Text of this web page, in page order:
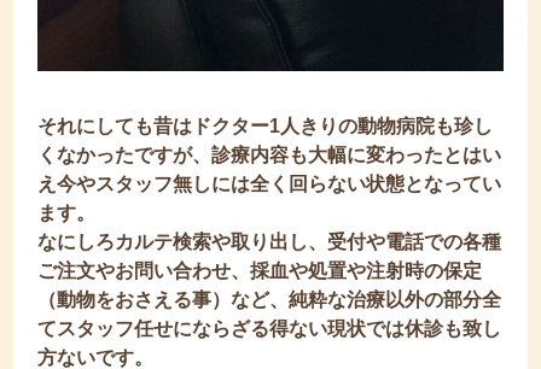
それにしても昔はドクター1人きりの動物病院も珍し
くなかったですが、診療内容も大幅に変わったとはい
え今やスタッフ無しには全く回らない状態となってい
ます。
なにしろカルテ検索や取り出し、受付や電話での各種
ご注文やお問い合わせ、採血や処置や注射時の保定
（動物をおさえる事）など、純粋な治療以外の部分全
てスタッフ任せにならざる得ない現状では休診も致し
方ないです。